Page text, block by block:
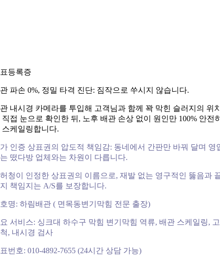
등록증
파손 0%, 정밀 타격 진단: 짐작으로 쑤시지 않습니다.
내시경 카메라를 투입해 고객님과 함께 꽉 막힌 슬러지의 위
직접 눈으로 확인한 뒤, 노후 배관 손상 없이 원인만 100% 안전
스케일링합니다.
인증 상표권의 압도적 책임감: 동네에서 간판만 바꿔 달며 영
떴다방 업체와는 차원이 다릅니다.
청이 인정한 상표권의 이름으로, 재발 없는 영구적인 뚫음과
책임지는 A/S를 보장합니다.
명: 하림배관 ( 면목동변기막힘 전문 출장)
서비스: 싱크대 하수구 막힘 변기막힘 역류, 배관 스케일링,
, 내시경 검사
번호: 010-4892-7655 (24시간 상담 가능)